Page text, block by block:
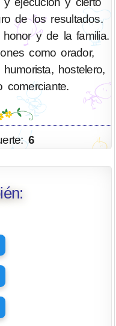
de los resultados.
y de la familia.
como orador,
hostelero,
comerciante.
6